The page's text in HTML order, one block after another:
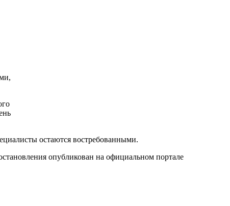
остаются востребованными.
опубликован на официальном портале